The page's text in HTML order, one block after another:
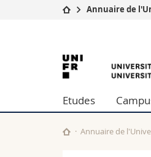
Etudes
Campus
Université
Formation
Annuaire de
University
of
Fribourg
Etudes
Annuaire de